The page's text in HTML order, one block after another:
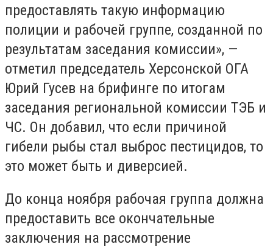
предоставлять такую ​​информацию
полиции и рабочей группе, созданной по
результатам заседания комиссии», —
отметил председатель Херсонской ОГА
Юрий Гусев на брифинге по итогам
заседания региональной комиссии ТЭБ и
ЧС. Он добавил, что если причиной
гибели рыбы стал выброс пестицидов, то
это может быть и диверсией.
До конца ноября рабочая группа должна
предоставить все окончательные
заключения на рассмотрение